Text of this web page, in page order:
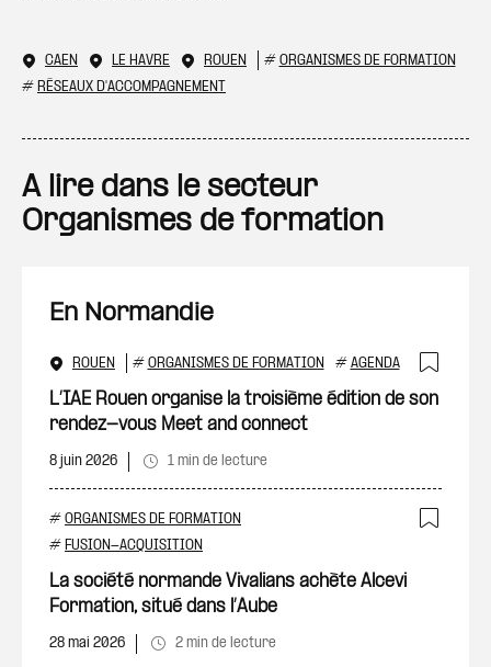
CAEN LE HAVRE ROUEN # ORGANISMES DE FORMATION
# RÉSEAUX D'ACCOMPAGNEMENT
A lire dans le secteur
Organismes de formation
En Normandie
ROUEN # ORGANISMES DE FORMATION # AGENDA
L’IAE Rouen organise la troisième édition de son
rendez-vous Meet and connect
8 juin 2026 1 min de lecture
# ORGANISMES DE FORMATION
# FUSION-ACQUISITION
La société normande Vivalians achète Alcevi
Formation, situé dans l’Aube
28 mai 2026 2 min de lecture